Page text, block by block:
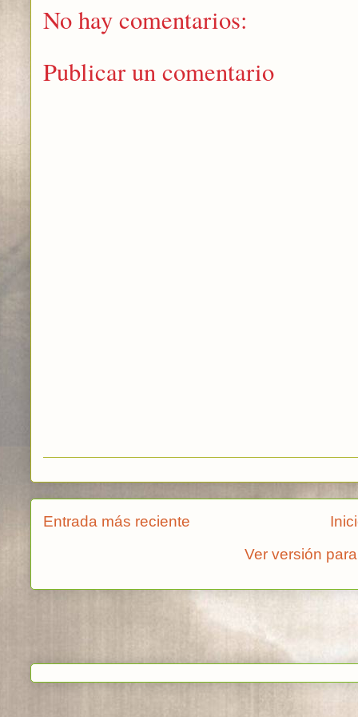
No hay comentarios:
Publicar un comentario
Entrada más reciente
Ver versión
Suscribirse a: Enviar